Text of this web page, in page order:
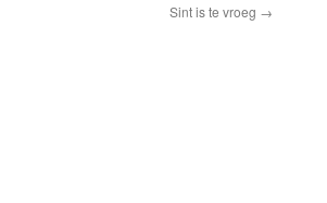
Sint is te vroeg →